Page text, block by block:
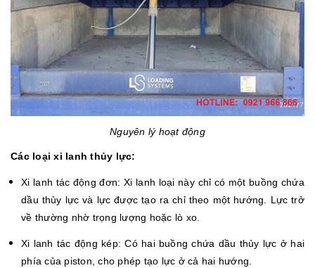
Nguyên lý hoạt động
Các loại xi lanh thủy lực:
Xi lanh tác động đơn: Xi lanh loại này chỉ có một buồng chứa
dầu thủy lực và lực được tạo ra chỉ theo một hướng. Lực trở
về thường nhờ trọng lượng hoặc lò xo.
Xi lanh tác động kép: Có hai buồng chứa dầu thủy lực ở hai
phía của piston, cho phép tạo lực ở cả hai hướng.